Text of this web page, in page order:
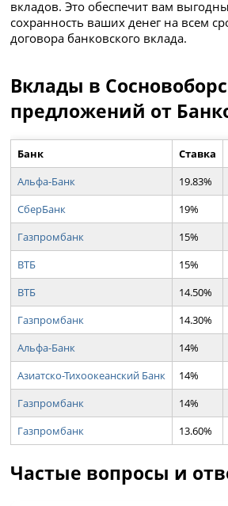
вкладов. Это обеспечит вам
сохранность ваших денег на всем
договора банковского вклада.
Вклады в
предложений от
Банк Ставка
Альфа-Банк
19.83%
СберБанк
19%
Газпромбанк
15%
ВТБ
15%
ВТБ
14.50%
Газпромбанк
14.30%
Альфа-Банк
14%
Азиатско-Тихоокеанский Банк
14%
Газпромбанк
14%
Газпромбанк
13.60%
Частые вопросы и